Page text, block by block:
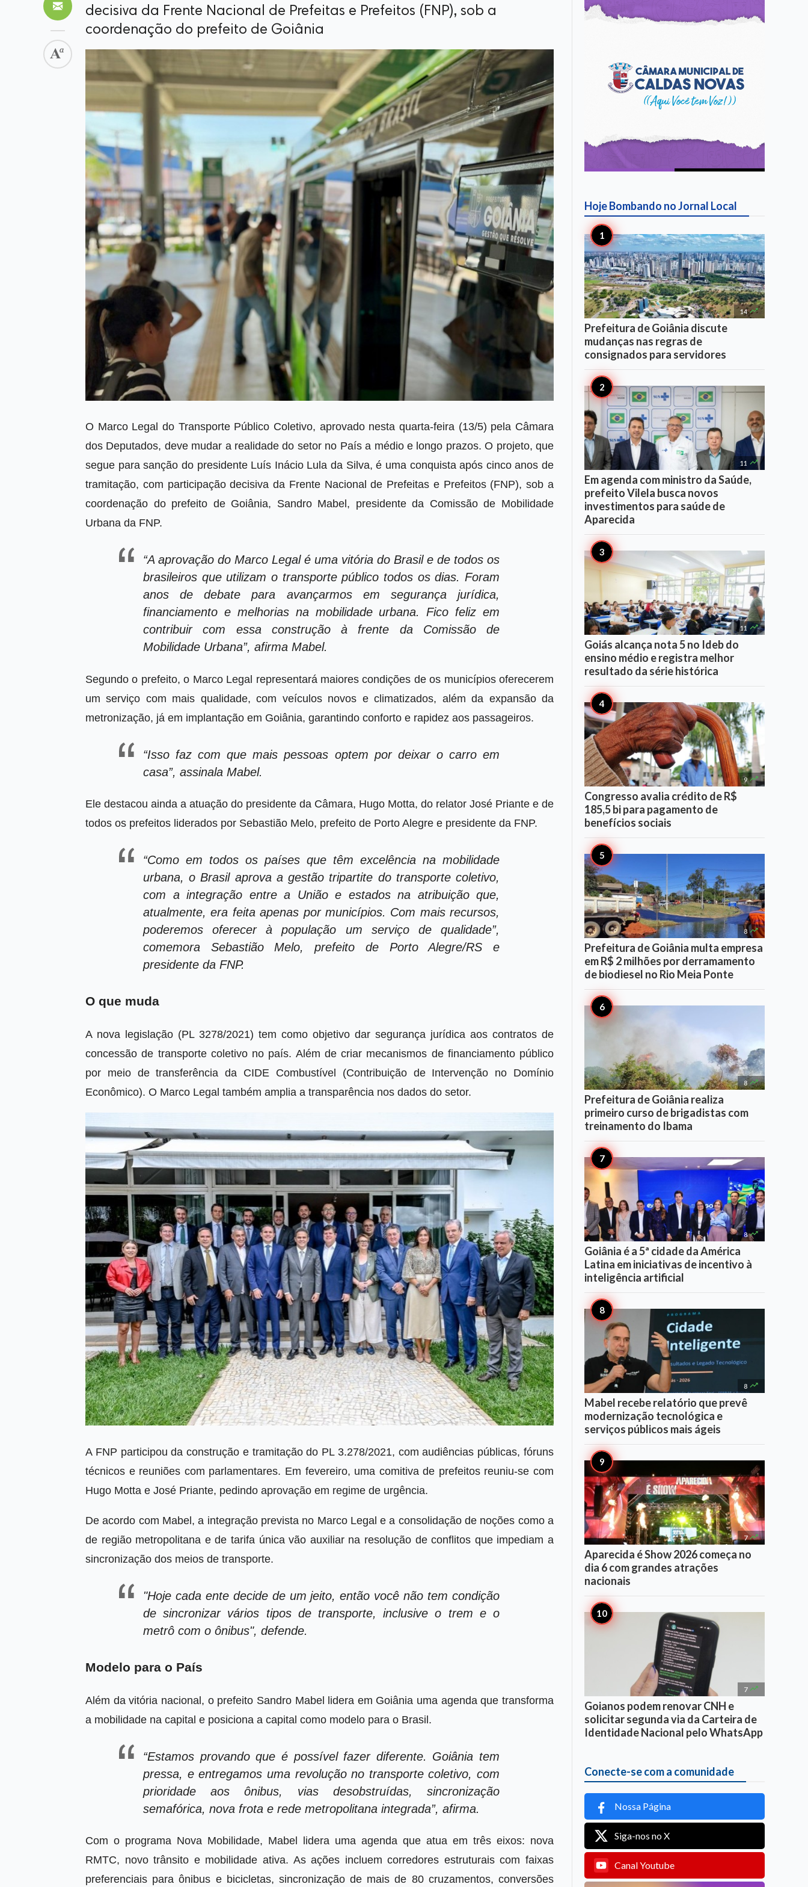
decisiva da Frente Nacional de Prefeitas e Prefeitos (FNP), sob a
coordenação do prefeito de Goiânia
O Marco Legal do Transporte Público Coletivo, aprovado nesta quarta-feira (13/5) pela Câmara
dos Deputados, deve mudar a realidade do setor no País a médio e longo prazos. O projeto, que
segue para sanção do presidente Luís Inácio Lula da Silva, é uma conquista após cinco anos de
tramitação, com participação decisiva da Frente Nacional de Prefeitas e Prefeitos (FNP), sob a
coordenação do prefeito de Goiânia, Sandro Mabel, presidente da Comissão de Mobilidade
Urbana da FNP.
“A aprovação do Marco Legal é uma vitória do Brasil e de todos os
brasileiros que utilizam o transporte público todos os dias. Foram
anos de debate para avançarmos em segurança jurídica,
financiamento e melhorias na mobilidade urbana. Fico feliz em
contribuir com essa construção à frente da Comissão de
Mobilidade Urbana”, afirma Mabel.
Segundo o prefeito, o Marco Legal representará maiores condições de os municípios oferecerem
um serviço com mais qualidade, com veículos novos e climatizados, além da expansão da
metronização, já em implantação em Goiânia, garantindo conforto e rapidez aos passageiros.
“Isso faz com que mais pessoas optem por deixar o carro em
casa”, assinala Mabel.
Ele destacou ainda a atuação do presidente da Câmara, Hugo Motta, do relator José Priante e de
todos os prefeitos liderados por Sebastião Melo, prefeito de Porto Alegre e presidente da FNP.
“Como em todos os países que têm excelência na mobilidade
urbana, o Brasil aprova a gestão tripartite do transporte coletivo,
com a integração entre a União e estados na atribuição que,
atualmente, era feita apenas por municípios. Com mais recursos,
poderemos oferecer à população um serviço de qualidade”,
comemora Sebastião Melo, prefeito de Porto Alegre/RS e
presidente da FNP.
O que muda
A nova legislação (PL 3278/2021) tem como objetivo dar segurança jurídica aos contratos de
concessão de transporte coletivo no país. Além de criar mecanismos de financiamento público
por meio de transferência da CIDE Combustível (Contribuição de Intervenção no Domínio
Econômico). O Marco Legal também amplia a transparência nos dados do setor.
A FNP participou da construção e tramitação do PL 3.278/2021, com audiências públicas, fóruns
técnicos e reuniões com parlamentares. Em fevereiro, uma comitiva de prefeitos reuniu-se com
Hugo Motta e José Priante, pedindo aprovação em regime de urgência.
De acordo com Mabel, a integração prevista no Marco Legal e a consolidação de noções como a
de região metropolitana e de tarifa única vão auxiliar na resolução de conflitos que impediam a
sincronização dos meios de transporte.
"Hoje cada ente decide de um jeito, então você não tem condição
de sincronizar vários tipos de transporte, inclusive o trem e o
metrô com o ônibus", defende.
Modelo para o País
Além da vitória nacional, o prefeito Sandro Mabel lidera em Goiânia uma agenda que transforma
a mobilidade na capital e posiciona a capital como modelo para o Brasil.
“Estamos provando que é possível fazer diferente. Goiânia tem
pressa, e entregamos uma revolução no transporte coletivo, com
prioridade aos ônibus, vias desobstruídas, sincronização
semafórica, nova frota e rede metropolitana integrada”, afirma.
Com o programa Nova Mobilidade, Mabel lidera uma agenda que atua em três eixos: nova
RMTC, novo trânsito e mobilidade ativa. As ações incluem corredores estruturais com faixas
preferenciais para ônibus e bicicletas, sincronização de mais de 80 cruzamentos, conversões
Hoje Bombando noJornal Local
14 
Prefeitura de Goiânia discute
mudanças nas regras de
consignados para servidores
11 
Em agenda com ministro da Saúde,
prefeito Vilela busca novos
investimentos para saúde de
Aparecida
11 
Goiás alcança nota 5 no Ideb do
ensino médio e registra melhor
resultado da série histórica
9 
Congresso avalia crédito de R$
185,5 bi para pagamento de
benefícios sociais
8 
Prefeitura de Goiânia multa empresa
em R$ 2 milhões por derramamento
de biodiesel no Rio Meia Ponte
8 
Prefeitura de Goiânia realiza
primeiro curso de brigadistas com
treinamento do Ibama
8 
Goiânia é a 5ª cidade da América
Latina em iniciativas de incentivo à
inteligência artificial
8 
Mabel recebe relatório que prevê
modernização tecnológica e
serviços públicos mais ágeis
7 
Aparecida é Show 2026 começa no
dia 6 com grandes atrações
nacionais
7 
Goianos podem renovar CNH e
solicitar segunda via da Carteira de
Identidade Nacional pelo WhatsApp
Conecte-se com a comunidade
Nossa Página
Siga-nos no X
Canal Youtube